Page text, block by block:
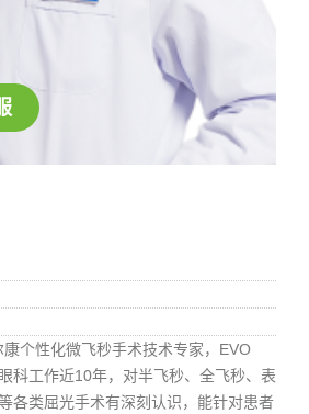
个性化微飞秒手术技术专家，EVO
科工作近10年，对半飞秒、全飞秒、表
各类屈光手术有深刻认识，能针对患者